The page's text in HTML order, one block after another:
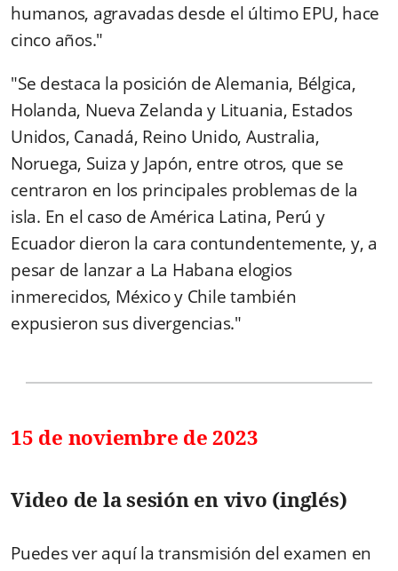
humanos, agravadas desde el último EPU, hace
cinco años."
"Se destaca la posición de Alemania, Bélgica,
Holanda, Nueva Zelanda y Lituania, Estados
Unidos, Canadá, Reino Unido, Australia,
Noruega, Suiza y Japón, entre otros, que se
centraron en los principales problemas de la
isla. En el caso de América Latina, Perú y
Ecuador dieron la cara contundentemente, y, a
pesar de lanzar a La Habana elogios
inmerecidos, México y Chile también
expusieron sus divergencias."
15 de noviembre de 2023
Video de la sesión en vivo (inglés)
Puedes ver aquí la transmisión del examen en